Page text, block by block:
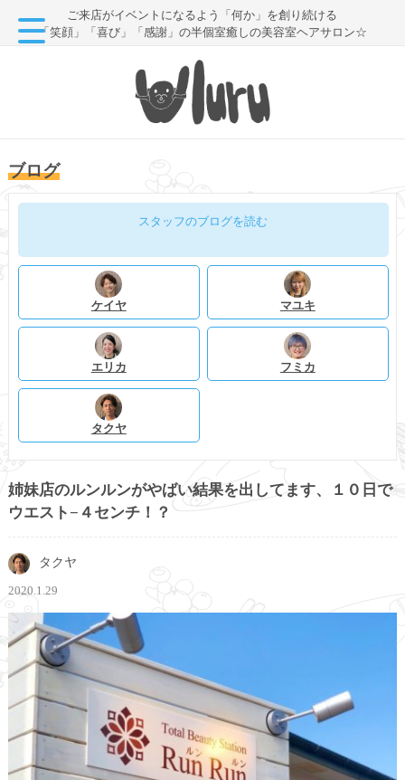
ご来店がイベントになるよう「何か」を創り続ける
「笑顔」「喜び」「感謝」の半個室癒しの美容室ヘアサロン☆
ブログ
スタッフのブログを読む
ケイヤ マユキ
エリカ フミカ
タクヤ
姉妹店のルンルンがやばい結果を出してます、１０日で
ウエスト−４センチ！？
タクヤ
2020.1.29